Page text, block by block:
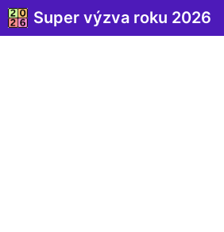
Super výzva roku 2026